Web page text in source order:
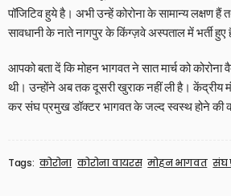
पॉजिटिव हुये है। अभी उन्हें कोरोना के सामान्य लक्षण हैं
सावधानी के नाते नागपुर के किंग्ज़वे अस्पताल में भर्ती हुए
आपको बता दें कि मोहन भागवत ने सात मार्च को
थी। उन्होंने अब तक दूसरी खुराक नहीं ली है। केंद्रीय
कर संघ प्रमुख डॉक्टर भागवत के जल्द स्वस्थ होने की
Tags: कोरोना कोरोना वायरस मोहन भागवत संघ